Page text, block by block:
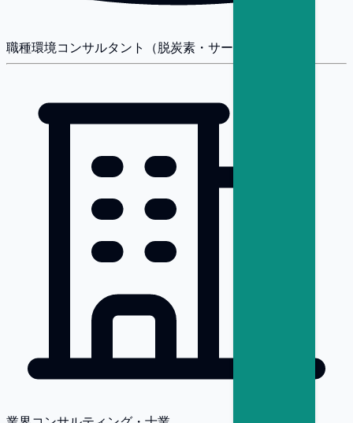
職種環境コンサルタント（脱炭素・サーキュラー）